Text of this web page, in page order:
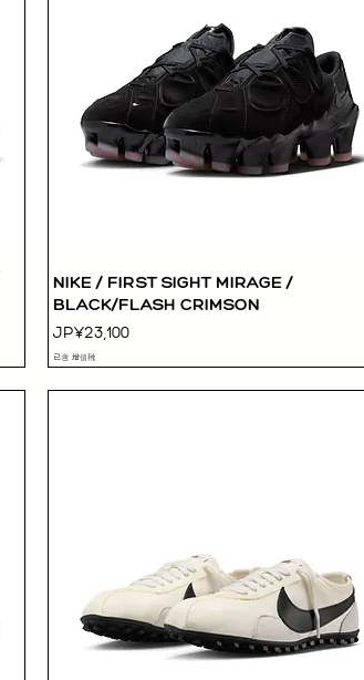
快速瀏覽
NIKE / FIRST SIGHT MIRAGE /
BLACK/FLASH CRIMSON
價格
JP¥23,100
已含 增值税